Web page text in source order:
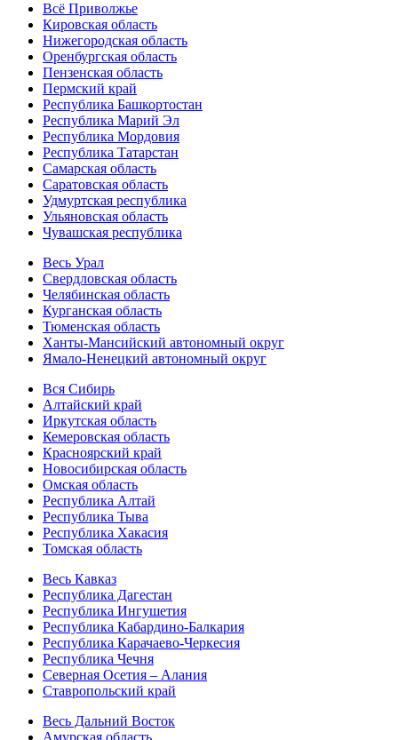
Всё Приволжье
Кировская область
Нижегородская область
Оренбургская область
Пензенская область
Пермский край
Республика Башкортостан
Республика Марий Эл
Республика Мордовия
Республика Татарстан
Самарская область
Саратовская область
Удмуртская республика
Ульяновская область
Чувашская республика
Весь Урал
Свердловская область
Челябинская область
Курганская область
Тюменская область
Ханты-Мансийский автономный округ
Ямало-Ненецкий автономный округ
Вся Сибирь
Алтайский край
Иркутская область
Кемеровская область
Красноярский край
Новосибирская область
Омская область
Республика Алтай
Республика Тыва
Республика Хакасия
Томская область
Весь Кавказ
Республика Дагестан
Республика Ингушетия
Республика Кабардино-Балкария
Республика Карачаево-Черкесия
Республика Чечня
Северная Осетия – Алания
Ставропольский край
Весь Дальний Восток
Амурская область